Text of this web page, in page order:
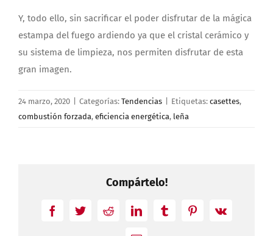
Y, todo ello, sin sacrificar el poder disfrutar de la mágica
estampa del fuego ardiendo ya que el cristal cerámico y
su sistema de limpieza, nos permiten disfrutar de esta
gran imagen.
24 marzo, 2020 Categorías: Tendencias Etiquetas: casettes,
combustión forzada, eficiencia energética, leña
Compártelo!
FacebookTwitterRedditLinkedInTumblrPinterest
Vk